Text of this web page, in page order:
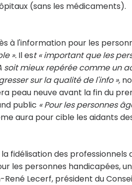
(sans les médicaments).
à l'information pour les
». Il est « important que les
mieux repérée comme un
sur la qualité de l'info »,
peau neuve avant la fin du
public « Pour les personnes
aura pour cible les aidants
fidélisation des professionnels
les personnes handicapées,
Lecerf, président du